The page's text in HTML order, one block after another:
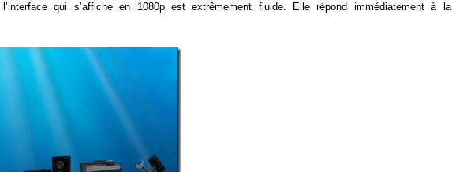
qui s’affiche en 1080p est extrêmement fluide. Elle répond immédiatement à la